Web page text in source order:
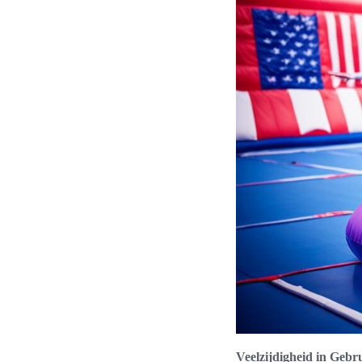
Veelzijdigheid in